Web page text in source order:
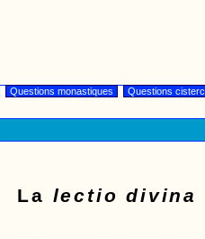
Questions monastiques Questions
La lectio divina